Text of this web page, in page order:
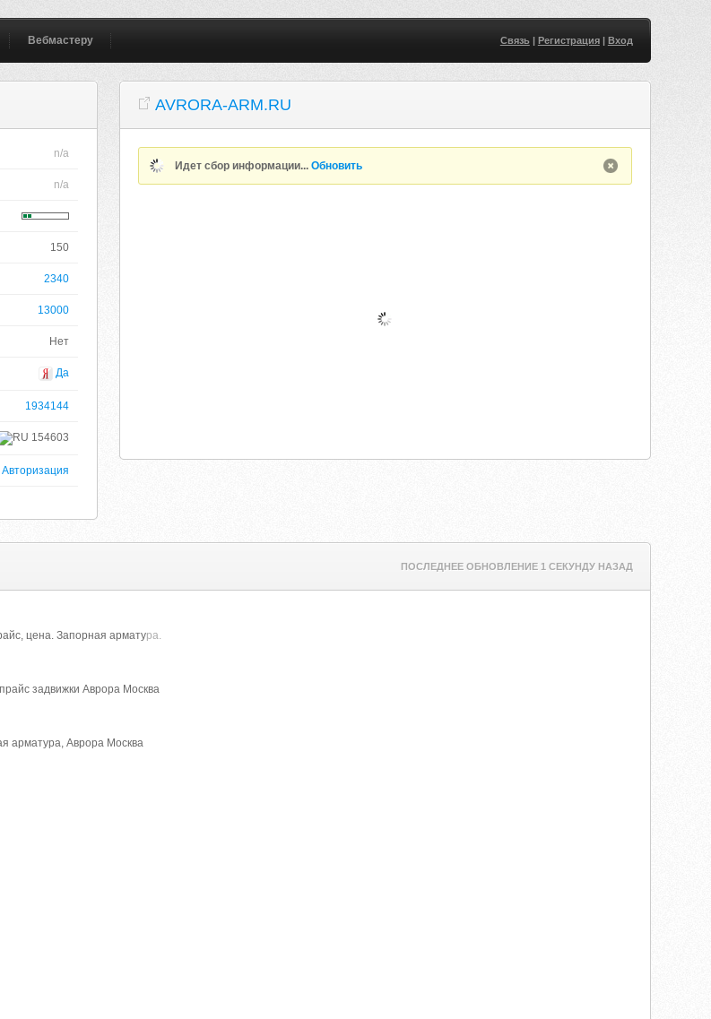
Вебмастеру Связь| Регистрация| Вход
n/a
n/a
150
2340
13000
Нет
Да
1934144
154603
Авторизация
AVRORA-ARM.RU
Идет сбор информации...Обновить
ПОСЛЕДНЕЕ ОБНОВЛЕНИЕ 1 СЕКУНДУ НАЗАД
цена. Запорная арматура.
задвижки Аврора Москва
арматура, Аврора Москва